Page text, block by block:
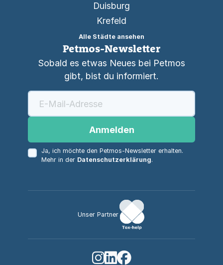
Duisburg
Krefeld
Alle Städte ansehen
Petmos-Newsletter
Sobald es etwas Neues bei Petmos
gibt, bist du informiert.
Anmelden
Ja, ich möchte den Petmos-Newsletter erhalten.
Mehr in der Datenschutzerklärung.
Unser Partner